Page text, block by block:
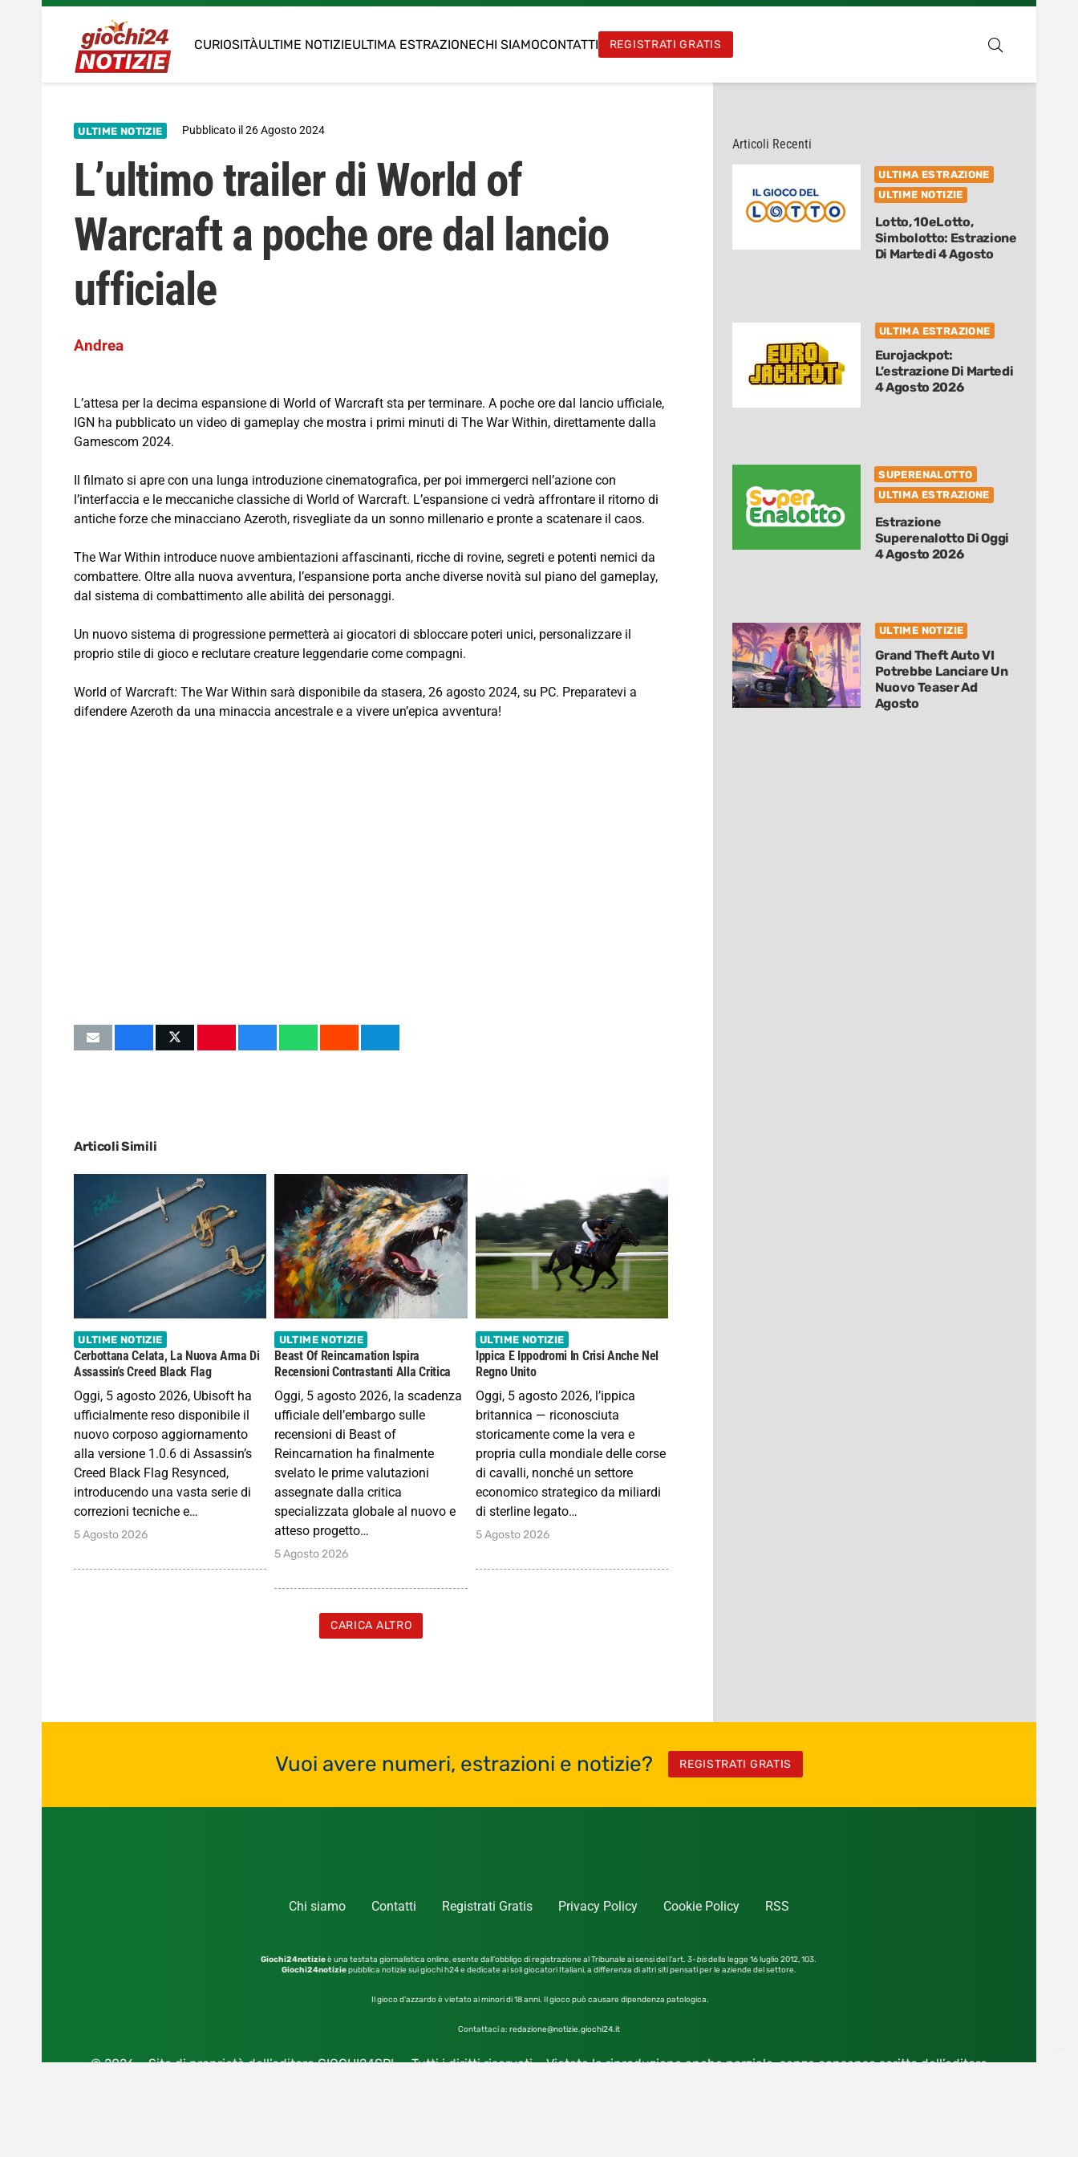
CURIOSITÀULTIME NOTIZIEULTIMA ESTRAZIONECHI SIAMOCONTATTI REGISTRATI GRATIS
ULTIME NOTIZIE Pubblicato il26 Agosto 2024
L’ultimo trailer di World of
Warcraft a poche ore dal lancio
ufficiale
Andrea
L’attesa per la decima espansione di World of Warcraft sta per terminare. A poche ore dal lancio ufficiale,
IGN ha pubblicato un video di gameplay che mostra i primi minuti di The War Within, direttamente dalla
Gamescom 2024.
Il filmato si apre con una lunga introduzione cinematografica, per poi immergerci nell’azione con
l’interfaccia e le meccaniche classiche di World of Warcraft. L’espansione ci vedrà affrontare il ritorno di
antiche forze che minacciano Azeroth, risvegliate da un sonno millenario e pronte a scatenare il caos.
The War Within introduce nuove ambientazioni affascinanti, ricche di rovine, segreti e potenti nemici da
combattere. Oltre alla nuova avventura, l’espansione porta anche diverse novità sul piano del gameplay,
dal sistema di combattimento alle abilità dei personaggi.
Un nuovo sistema di progressione permetterà ai giocatori di sbloccare poteri unici, personalizzare il
proprio stile di gioco e reclutare creature leggendarie come compagni.
World of Warcraft: The War Within sarà disponibile da stasera, 26 agosto 2024, su PC. Preparatevi a
difendere Azeroth da una minaccia ancestrale e a vivere un’epica avventura!
Articoli Simili
ULTIME NOTIZIE
Cerbottana Celata, La Nuova Arma Di
Assassin’s Creed Black Flag
Oggi, 5 agosto 2026, Ubisoft ha
ufficialmente reso disponibile il
nuovo corposo aggiornamento
alla versione 1.0.6 di Assassin’s
Creed Black Flag Resynced,
introducendo una vasta serie di
correzioni tecniche e…
5 Agosto 2026
ULTIME NOTIZIE
Beast Of Reincarnation Ispira
Recensioni Contrastanti Alla Critica
Oggi, 5 agosto 2026, la scadenza
ufficiale dell’embargo sulle
recensioni di Beast of
Reincarnation ha finalmente
svelato le prime valutazioni
assegnate dalla critica
specializzata globale al nuovo e
atteso progetto…
5 Agosto 2026
ULTIME NOTIZIE
Ippica E Ippodromi In Crisi Anche Nel
Regno Unito
Oggi, 5 agosto 2026, l’ippica
britannica — riconosciuta
storicamente come la vera e
propria culla mondiale delle corse
di cavalli, nonché un settore
economico strategico da miliardi
di sterline legato…
5 Agosto 2026
CARICA ALTRO
Articoli Recenti
ULTIMA ESTRAZIONE
ULTIME NOTIZIE
Lotto, 10eLotto,
Simbolotto: Estrazione
Di Martedi 4 Agosto
ULTIMA ESTRAZIONE
Eurojackpot:
L’estrazione Di Martedi
4 Agosto 2026
SUPERENALOTTO
ULTIMA ESTRAZIONE
Estrazione
Superenalotto Di Oggi
4 Agosto 2026
ULTIME NOTIZIE
Grand Theft Auto VI
Potrebbe Lanciare Un
Nuovo Teaser Ad
Agosto
Vuoi avere numeri, estrazioni e notizie? REGISTRATI GRATIS
Chi siamo Contatti Registrati Gratis Privacy Policy Cookie Policy RSS
Giochi24notizieè una testata giornalistica online, esente dall’obbligo di registrazione al Tribunale ai sensi del l’art. 3-bisdella legge 16 luglio 2012,103.
Giochi24notiziepubblica notizie sui giochi h24 e dedicate ai soli giocatori Italiani, a differenza di altri siti pensati per le aziende del settore.
Il gioco d’azzardo è vietato ai minori di 18 anni. Il gioco può causare dipendenza patologica.
Contattaci a: redazione@notizie.giochi24.it
© 2026 – Sito di proprietà dell’editore GIOCHI24SRL – Tutti i diritti riservati – Vietata la riproduzione anche parziale, senza consenso scritto dell’editore